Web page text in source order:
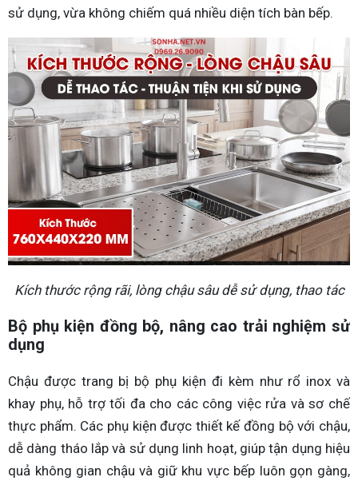
sử dụng, vừa không chiếm quá nhiều diện tích bàn bếp.
Kích thước rộng rãi, lòng chậu sâu dễ sử dụng, thao tác
Bộ phụ kiện đồng bộ, nâng cao trải nghiệm sử
dụng
Chậu được trang bị bộ phụ kiện đi kèm như rổ inox và
khay phụ, hỗ trợ tối đa cho các công việc rửa và sơ chế
thực phẩm. Các phụ kiện được thiết kế đồng bộ với chậu,
dễ dàng tháo lắp và sử dụng linh hoạt, giúp tận dụng hiệu
quả không gian chậu và giữ khu vực bếp luôn gọn gàng,